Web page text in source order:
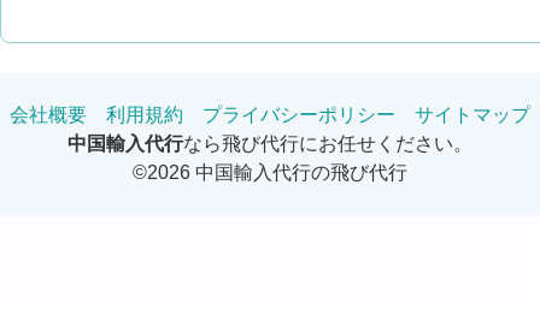
会社概要 利用規約 プライバシーポリシー
サイトマップ
中国輸入代行なら飛び代行にお任せください。
©2026 中国輸入代行の飛び代行